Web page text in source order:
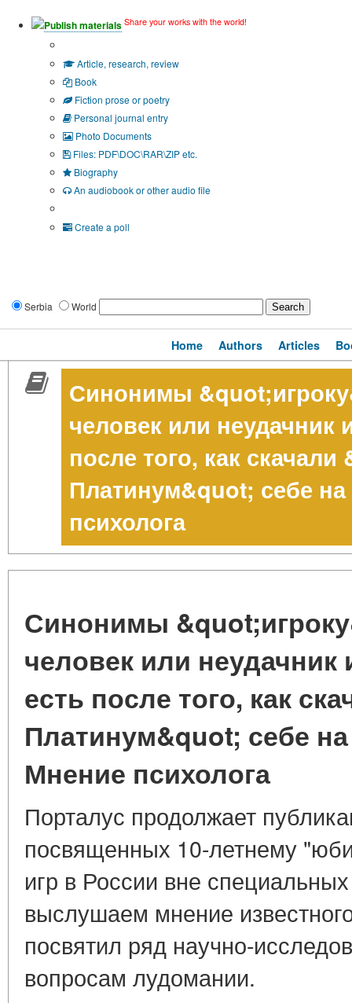
Publish materials Share your works with the world!
Article, research, review
Book
Fiction prose or poetry
Personal journal entry
Photo Documents
Files: PDF\DOC\RAR\ZIP etc.
Biography
An audiobook or other audio file
Create a poll
Serbia World
Home Authors Articles
Синонимы
человек или неудачник
после того, как
Платинум&quot; себе
психолога
Синонимы
человек или
есть после того, как
Платинум&quot; себе
Мнение психолога
Порталус продолжает
посвященных 10-летнему
игр в России вне
выслушаем мнение
посвятил ряд научно-
вопросам лудомании.